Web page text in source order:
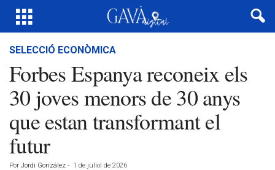
SELECCIÓ ECONÒMICA
Forbes Espanya reconeix els
30 joves menors de 30 anys
que estan transformant el
futur
Por Jordi González - 1 de juliol de 2026